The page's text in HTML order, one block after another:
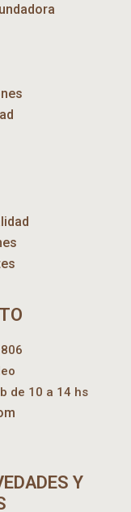
de 10 a 14 hs
Y